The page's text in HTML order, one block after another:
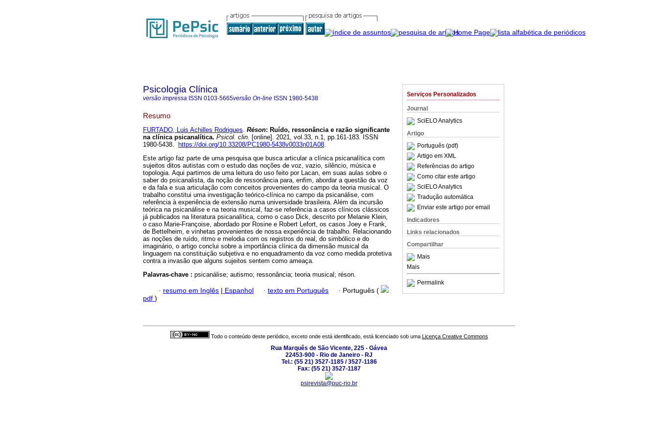
Serviços Personalizados
Journal
SciELO Analytics
Artigo
Português (pdf)
Artigo em XML
Referências do artigo
Como citar este artigo
SciELO Analytics
Tradução automática
Enviar este artigo por email
Indicadores
Links relacionados
Compartilhar
Mais
Mais
Permalink
Psicologia Clínica
versão impressa ISSN 0103-5665versão On-line ISSN 1980-5438
Resumo
FURTADO, Luis Achilles Rodrigues. Réson: Ruído, ressonância e razão significante
na clínica psicanalítica. Psicol. clin. [online]. 2021, vol.33, n.1, pp.161-183. ISSN
1980-5438.
https://doi.org/10.33208/PC1980-5438v0033n01A08.
Este artigo faz parte de uma pesquisa que busca articular a clínica psicanalítica com
sujeitos ditos autistas com o estudo das noções de voz, vazio, silêncio, música e
topologia. Aqui partimos de uma leitura do uso feito por Lacan, em suas aulas sobre o
saber do psicanalista, da noção de ressonância para, enfim, abordar a questão da voz
e da fala e sua articulação com conceitos provenientes do campo da teoria musical. O
trabalho constitui uma investigação teórico-clínica no campo da psicanálise, com
referência à experiência de extensão numa universidade brasileira. Além da incursão
teórica na psicanálise e na teoria musical, faz-se referência a casos clínicos clássicos
já publicados na literatura psicanalítica, como o caso Dick, descrito por Melanie Klein,
o caso Marie-Françoise, abordado por Rosine e Robert Lefort, os casos Joey e Frank,
de Bettelheim, e vinhetas provenientes de nossa experiência de trabalho. Relacionando
as noções de ruído, ritmo e melodia com os registros do real, do simbólico e do
imaginário, o artigo conclui sobre a importância clínica da dimensão musical da
linguagem na constituição subjetiva e no enquadramento da voz como medida protetiva
contra a invasão que alguns sujeitos sentem como ameaça.
Palavras-chave : psicanálise; autismo; ressonância; teoria musical; réson.
· resumo em Inglês | Espanhol · texto em Português · Português (
pdf )
Todo o conteúdo deste periódico, exceto onde está identificado, está licenciado sob uma Licença Creative Commons
Rua Marquês de São Vicente, 225 - Gávea
22453-900 - Rio de Janeiro - RJ
Tel.: (55 21) 3527-1185 / 3527-1186
Fax: (55 21) 3527-1187
psirevista@puc-rio.br